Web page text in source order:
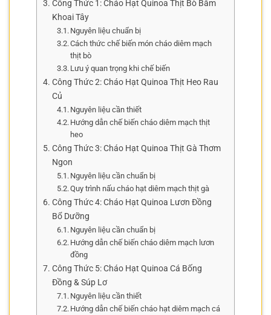
Công Thức 1: Cháo Hạt Quinoa Thịt Bò Bằm
Khoai Tây
Nguyên liệu chuẩn bị
Cách thức chế biến món cháo diêm mạch
thịt bò
Lưu ý quan trọng khi chế biến
Công Thức 2: Cháo Hạt Quinoa Thịt Heo Rau
Củ
Nguyên liệu cần thiết
Hướng dẫn chế biến cháo diêm mạch thịt
heo
Công Thức 3: Cháo Hạt Quinoa Thịt Gà Thơm
Ngon
Nguyên liệu cần chuẩn bị
Quy trình nấu cháo hạt diêm mạch thịt gà
Công Thức 4: Cháo Hạt Quinoa Lươn Đồng
Bổ Dưỡng
Nguyên liệu cần chuẩn bị
Hướng dẫn chế biến cháo diêm mạch lươn
đồng
Công Thức 5: Cháo Hạt Quinoa Cá Bống
Đồng & Súp Lơ
Nguyên liệu cần thiết
Hướng dẫn chế biến cháo hạt diêm mạch cá